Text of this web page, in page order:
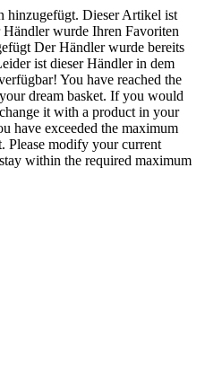
hinzugefügt. Dieser Artikel ist
Händler wurde Ihren Favoriten
Der Händler wurde bereits
ist dieser Händler in dem
You have reached the
dream basket. If you would
it with a product in your
have exceeded the maximum
Please modify your current
within the required maximum